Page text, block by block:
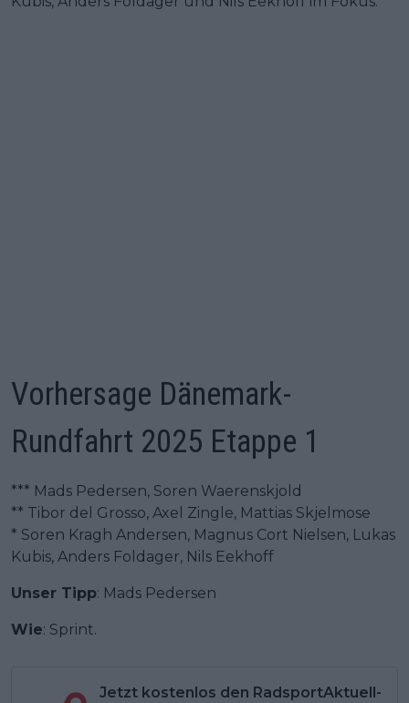
Vorhersage Dänemark-
Rundfahrt 2025 Etappe 1
*** Mads Pedersen, Soren Waerenskjold
** Tibor del Grosso, Axel Zingle, Mattias Skjelmose
* Soren Kragh Andersen, Magnus Cort Nielsen, Lukas
Kubis, Anders Foldager, Nils Eekhoff
Unser Tipp: Mads Pedersen
Wie: Sprint.
Jetzt kostenlos den RadsportAktuell-